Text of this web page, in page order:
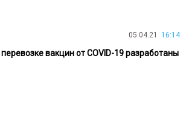
05.04.21 16:14
вакцин от COVID-19 разработаны